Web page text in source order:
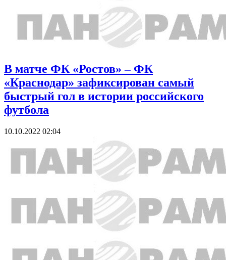
В матче ФК «Ростов» – ФК
«Краснодар» зафиксирован самый
быстрый гол в истории российского
футбола
10.10.2022 02:04